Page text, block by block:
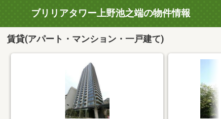
ブリリアタワー上野池之端の物件情報
賃貸(アパート・マンション・一戸建て)